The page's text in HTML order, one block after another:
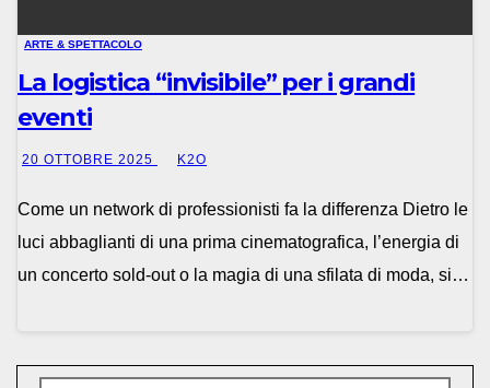
ARTE & SPETTACOLO
La logistica “invisibile” per i grandi
eventi
20 OTTOBRE 2025 K2O
Come un network di professionisti fa la differenza Dietro le
luci abbaglianti di una prima cinematografica, l’energia di
un concerto sold-out o la magia di una sfilata di moda, si…